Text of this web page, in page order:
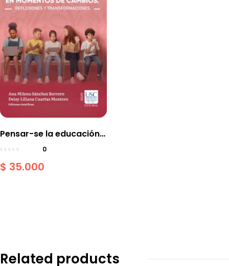
Pensar-se la educación
en momentos de
transformaciones
0
$ 35.000
Related products